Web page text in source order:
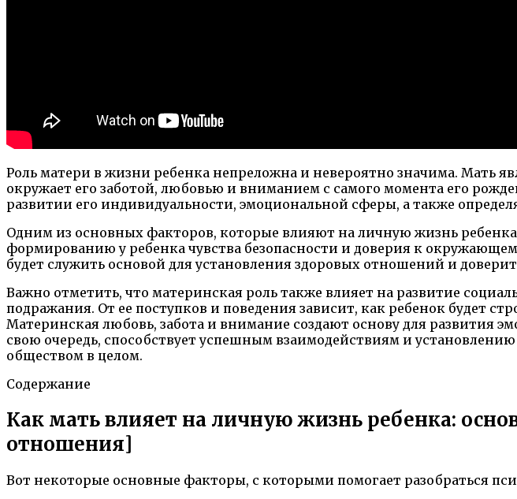
Роль матери в жизни ребенка непреложна и невероятно значима. Мать
окружает его заботой, любовью и вниманием с самого момента его
развитии его индивидуальности, эмоциональной сферы, а также
Одним из основных факторов, которые влияют на личную жизнь
формированию у ребенка чувства безопасности и доверия к
будет служить основой для установления здоровых отношений и
Важно отметить, что материнская роль также влияет на развитие
подражания. От ее поступков и поведения зависит, как ребенок будет
Материнская любовь, забота и внимание создают основу для развития
свою очередь, способствует успешным взаимодействиям и
обществом в целом.
Содержание
Как мать влияет на личную жизнь ребенка:
отношения]
Вот некоторые основные факторы, с которыми помогает разобраться